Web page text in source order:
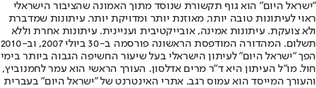
"ישראל היום" הוא גוף תקשורת שנוסד מתוך האמונה שהציבור הישראלי
ראוי לעיתונות טובה יותר, מאוזנת יותר ומדויקת יותר. עיתונות שמדברת
ולא צועקת. עיתונות אמינה, אובייקטיבית ועניינית. עיתונות אחרת וללא
תשלום. המהדורה המודפסת הראשונה פורסמה ב-30 ביולי 2007, וב-2010
הפך "ישראל היום" לעיתון הישראלי בעל שיעור החשיפה הגבוה ביותר בימי
חול. מו"ל העיתון היא ד"ר מרים אדלסון. העורך הראשי הוא עמר לחמנוביץ,
והעורך המייסד הוא עמוס רגב. אתרי האינטרנט של "ישראל היום" בעברית